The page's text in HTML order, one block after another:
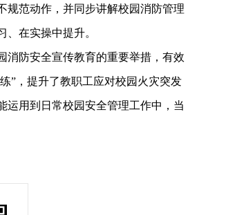
规范动作，并同步讲解校园消防管理
在实操中提升。
消防安全宣传教育的重要举措，有效
”，提升了教职工应对校园火灾突发
运用到日常校园安全管理工作中，当